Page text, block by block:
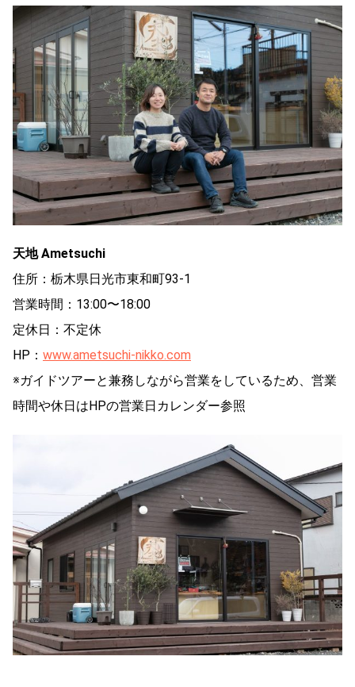
天地 Ametsuchi
住所：栃木県日光市東和町93-1
営業時間：13:00〜18:00
定休日：不定休
HP： www.ametsuchi-nikko.com
※ガイドツアーと兼務しながら営業をしているため、営業
時間や休日はHPの営業日カレンダー参照